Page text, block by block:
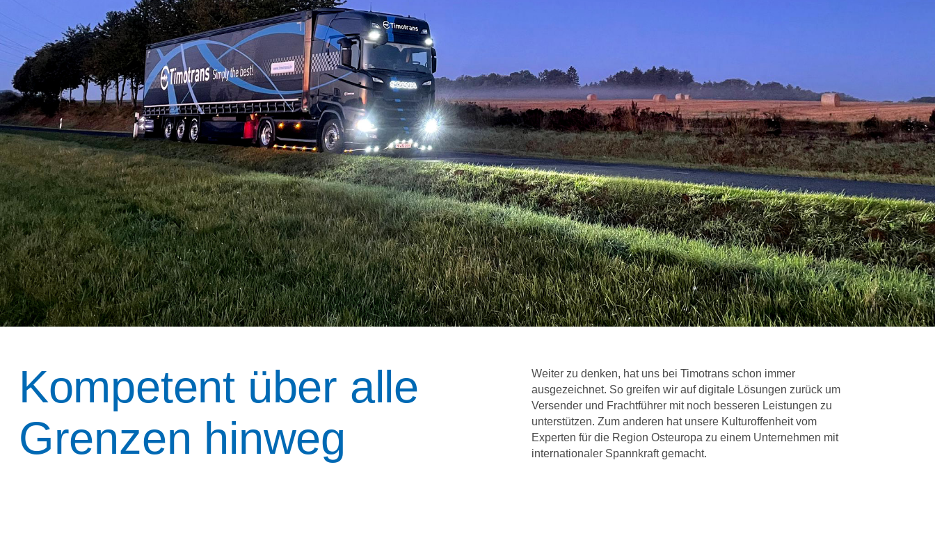
Kompetent über alle
Grenzen hinweg
Weiter zu denken, hat uns bei Timotrans schon immer
ausgezeichnet. So greifen wir auf digitale Lösungen zurück um
Versender und Frachtführer mit noch besseren Leistungen zu
unterstützen. Zum anderen hat unsere Kulturoffenheit vom
Experten für die Region Osteuropa zu einem Unternehmen mit
internationaler Spannkraft gemacht.